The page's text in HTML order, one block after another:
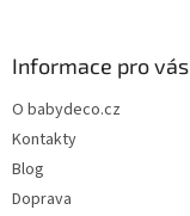
Informace pro vás
O babydeco.cz
Kontakty
Blog
Doprava